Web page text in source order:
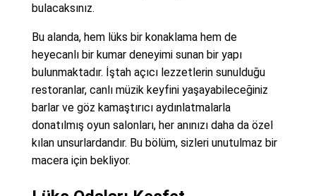
bulacaksınız.
Bu alanda, hem lüks bir konaklama hem de
heyecanlı bir kumar deneyimi sunan bir yapı
bulunmaktadır. İştah açıcı lezzetlerin sunulduğu
restoranlar, canlı müzik keyfini yaşayabileceğiniz
barlar ve göz kamaştırıcı aydınlatmalarla
donatılmış oyun salonları, her anınızı daha da özel
kılan unsurlardandır. Bu bölüm, sizleri unutulmaz bir
macera için bekliyor.